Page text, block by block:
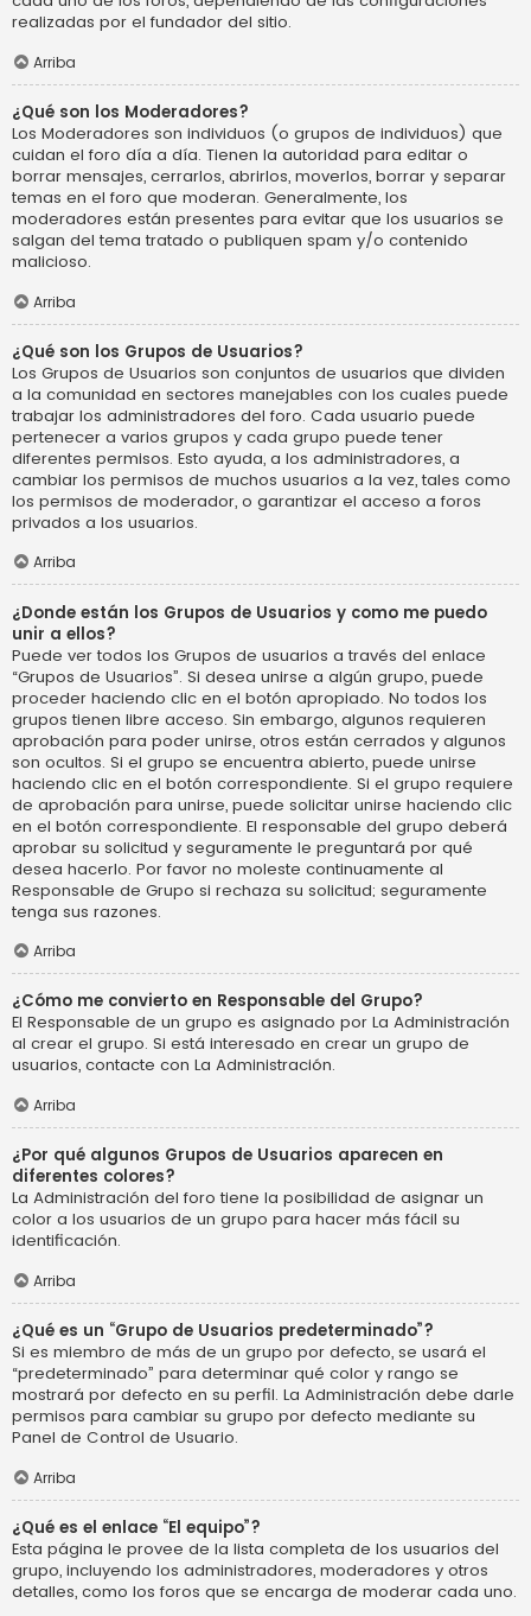
realizadas por el fundador del sitio.
Arriba
¿Qué son los Moderadores?
Los Moderadores son individuos (o grupos de individuos) que
cuidan el foro día a día. Tienen la autoridad para editar o
borrar mensajes, cerrarlos, abrirlos, moverlos, borrar y separar
temas en el foro que moderan. Generalmente, los
moderadores están presentes para evitar que los usuarios se
salgan del tema tratado o publiquen spam y/o contenido
malicioso.
Arriba
¿Qué son los Grupos de Usuarios?
Los Grupos de Usuarios son conjuntos de usuarios que dividen
a la comunidad en sectores manejables con los cuales puede
trabajar los administradores del foro. Cada usuario puede
pertenecer a varios grupos y cada grupo puede tener
diferentes permisos. Esto ayuda, a los administradores, a
cambiar los permisos de muchos usuarios a la vez, tales como
los permisos de moderador, o garantizar el acceso a foros
privados a los usuarios.
Arriba
¿Donde están los Grupos de Usuarios y como me puedo
unir a ellos?
Puede ver todos los Grupos de usuarios a través del enlace
“Grupos de Usuarios”. Si desea unirse a algún grupo, puede
proceder haciendo clic en el botón apropiado. No todos los
grupos tienen libre acceso. Sin embargo, algunos requieren
aprobación para poder unirse, otros están cerrados y algunos
son ocultos. Si el grupo se encuentra abierto, puede unirse
haciendo clic en el botón correspondiente. Si el grupo requiere
de aprobación para unirse, puede solicitar unirse haciendo clic
en el botón correspondiente. El responsable del grupo deberá
aprobar su solicitud y seguramente le preguntará por qué
desea hacerlo. Por favor no moleste continuamente al
Responsable de Grupo si rechaza su solicitud; seguramente
tenga sus razones.
Arriba
¿Cómo me convierto en Responsable del Grupo?
El Responsable de un grupo es asignado por La Administración
al crear el grupo. Si está interesado en crear un grupo de
usuarios, contacte con La Administración.
Arriba
¿Por qué algunos Grupos de Usuarios aparecen en
diferentes colores?
La Administración del foro tiene la posibilidad de asignar un
color a los usuarios de un grupo para hacer más fácil su
identificación.
Arriba
¿Qué es un “Grupo de Usuarios predeterminado”?
Si es miembro de más de un grupo por defecto, se usará el
“predeterminado” para determinar qué color y rango se
mostrará por defecto en su perfil. La Administración debe darle
permisos para cambiar su grupo por defecto mediante su
Panel de Control de Usuario.
Arriba
¿Qué es el enlace “El equipo”?
Esta página le provee de la lista completa de los usuarios del
grupo, incluyendo los administradores, moderadores y otros
detalles, como los foros que se encarga de moderar cada uno.